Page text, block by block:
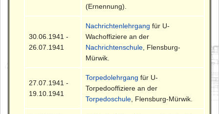
(Ernennung).
30.06.1941 -
26.07.1941
Nachrichtenlehrgang für U-
Wachoffiziere an der
Nachrichtenschule , Flensburg-
Mürwik.
27.07.1941 -
19.10.1941
Torpedolehrgang für U-
Torpedooffiziere an der
Torpedoschule , Flensburg-Mürwik.